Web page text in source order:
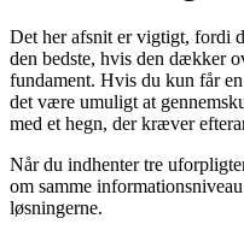
Det her afsnit er vigtigt, fordi
den bedste, hvis den dækker
fundament. Hvis du kun får
det være umuligt at
med et hegn, der kræver
Når du indhenter tre
om samme
løsningerne.